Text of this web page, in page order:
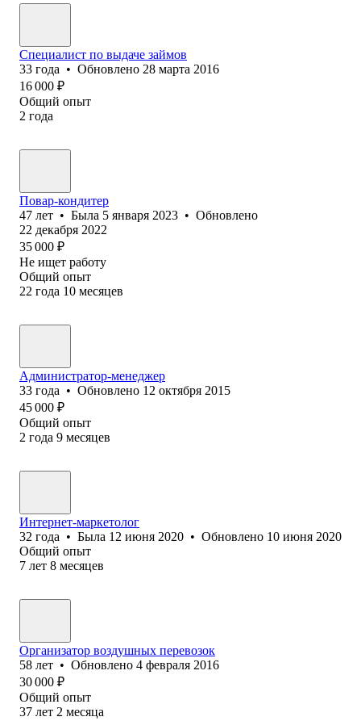
Специалист по выдаче займов
33 года • Обновлено 28 марта 2016
16 000 ₽
Общий опыт
2 года
Повар-кондитер
47 лет • Была 5 января 2023 • Обновлено
22 декабря 2022
35 000 ₽
Не ищет работу
Общий опыт
22 года 10 месяцев
Администратор-менеджер
33 года • Обновлено 12 октября 2015
45 000 ₽
Общий опыт
2 года 9 месяцев
Интернет-маркетолог
32 года • Была 12 июня 2020 • Обновлено 10 июня 2020
Общий опыт
7 лет 8 месяцев
Организатор воздушных перевозок
58 лет • Обновлено 4 февраля 2016
30 000 ₽
Общий опыт
37 лет 2 месяца